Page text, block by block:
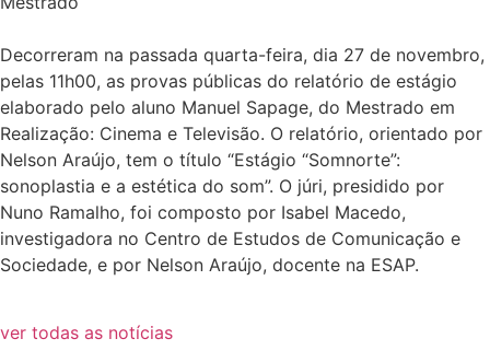
Decorreram na passada quarta-feira, dia 27 de novembro,
pelas 11h00, as provas públicas do relatório de estágio
elaborado pelo aluno Manuel Sapage, do Mestrado em
Realização: Cinema e Televisão. O relatório, orientado por
Nelson Araújo, tem o título “Estágio “Somnorte”:
sonoplastia e a estética do som”. O júri, presidido por
Nuno Ramalho, foi composto por Isabel Macedo,
investigadora no Centro de Estudos de Comunicação e
Sociedade, e por Nelson Araújo, docente na ESAP.
ver todas as notícias